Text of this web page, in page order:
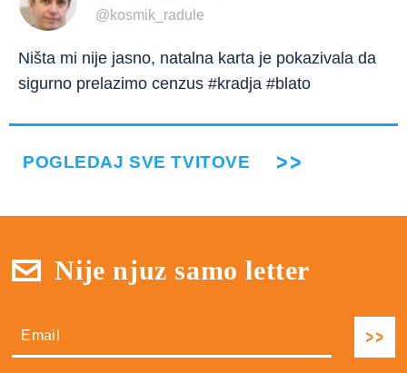
@kosmik_radule
Ništa mi nije jasno, natalna karta je pokazivala da
sigurno prelazimo cenzus #kradja #blato
POGLEDAJ SVE TVITOVE
Nije njuz samo letter